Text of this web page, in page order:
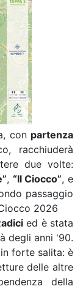
con partenza
racchiuderà
due volte:
, “Il Ciocco”, e
passaggio
2026
ed è stata
degli anni '90.
forte salita: è
delle altre
della